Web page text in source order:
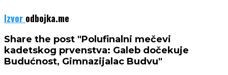
Izvor odbojka.me
Share the post "Polufinalni mečevi
kadetskog prvenstva: Galeb dočekuje
Budućnost, Gimnazijalac Budvu"